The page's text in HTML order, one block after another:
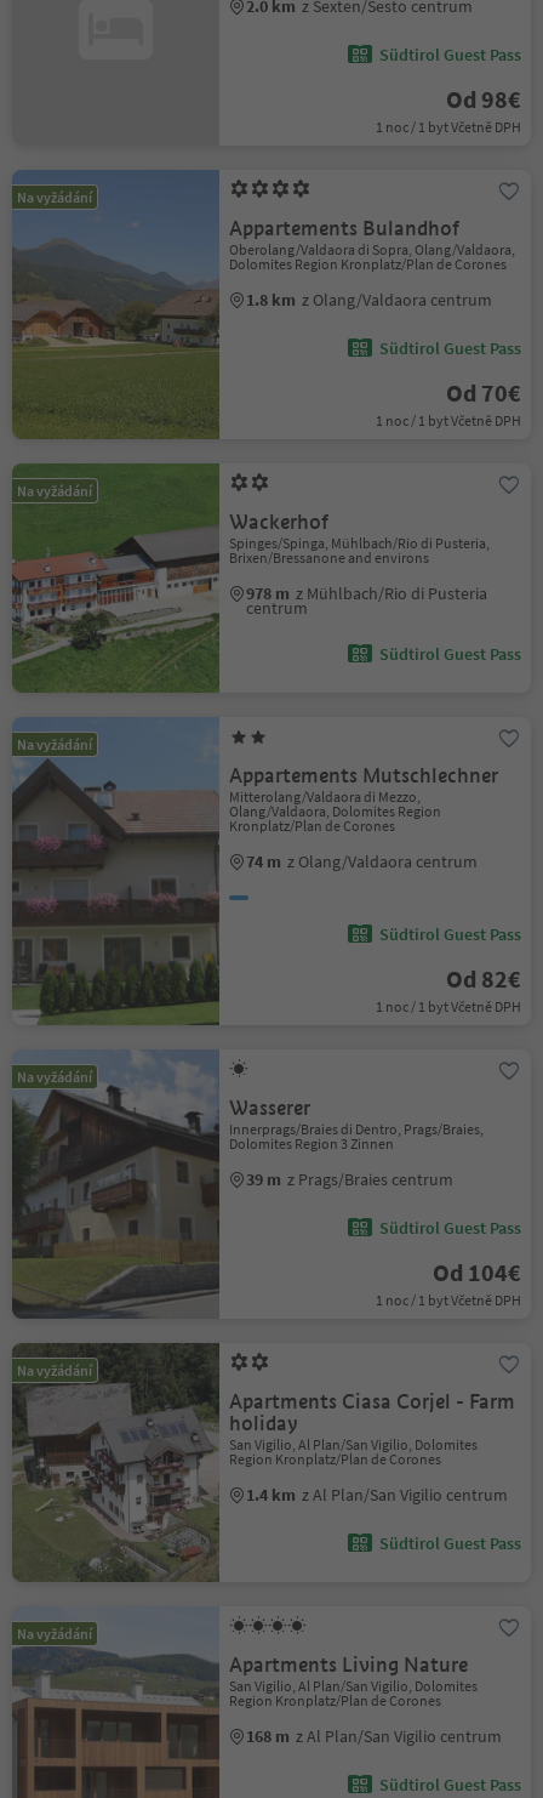
2.0 km z Sexten/Sesto centrum
Südtirol Guest Pass
Od 98€
1 noc / 1 byt Včetně DPH
Na vyžádání
Appartements Bulandhof
Oberolang/Valdaora di Sopra, Olang/Valdaora,
Dolomites Region Kronplatz/Plan de Corones
1.8 km z Olang/Valdaora centrum
Südtirol Guest Pass
Od 70€
1 noc / 1 byt Včetně DPH
Na vyžádání
Wackerhof
Spinges/Spinga, Mühlbach/Rio di Pusteria,
Brixen/Bressanone and environs
978 m z Mühlbach/Rio di Pusteria
centrum
Südtirol Guest Pass
Na vyžádání
Appartements Mutschlechner
Mitterolang/Valdaora di Mezzo,
Olang/Valdaora, Dolomites Region
Kronplatz/Plan de Corones
74 m z Olang/Valdaora centrum
Südtirol Guest Pass
Od 82€
1 noc / 1 byt Včetně DPH
Na vyžádání
Wasserer
Innerprags/Braies di Dentro, Prags/Braies,
Dolomites Region 3 Zinnen
39 m z Prags/Braies centrum
Südtirol Guest Pass
Od 104€
1 noc / 1 byt Včetně DPH
Na vyžádání
Apartments Ciasa Corjel - Farm
holiday
San Vigilio, Al Plan/San Vigilio, Dolomites
Region Kronplatz/Plan de Corones
1.4 km z Al Plan/San Vigilio centrum
Südtirol Guest Pass
Na vyžádání
Apartments Living Nature
San Vigilio, Al Plan/San Vigilio, Dolomites
Region Kronplatz/Plan de Corones
168 m z Al Plan/San Vigilio centrum
Südtirol Guest Pass